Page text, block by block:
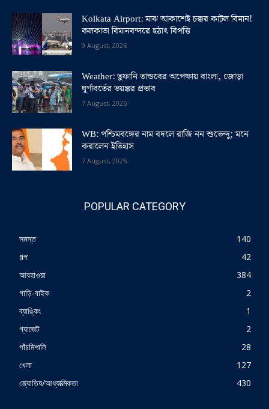
Kolkata Airport: মাঝ আকাশেই চক্কর কাটল বিমান!
কলকাতা বিমানবন্দরে হঠাৎ বিপত্তি
9 August, 2026
Weather: তুফানি তান্ডবের অপেক্ষায় বাংলা, জোড়া
ঘূর্ণাবর্তের ভয়ঙ্কর প্রভাব
7 August, 2026
WB: পশ্চিমবঙ্গের নাম বদলে রাজি নন শুভেন্দু; মনে
করালেন ইতিহাস
7 August, 2026
POPULAR CATEGORY
সমস্ত
140
গল্প
42
আবহাওয়া
384
গাড়ি-বাইক
2
ব্যাঙ্কিং
1
গ্যাজেট
2
পাঁচমিশালি
28
খেলা
127
জ্যোতিষ/আধ্যাত্মিকতা
430